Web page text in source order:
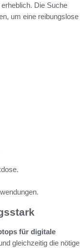
Die Suche
um eine reibungslose
für digitale
gleichzeitig die nötige